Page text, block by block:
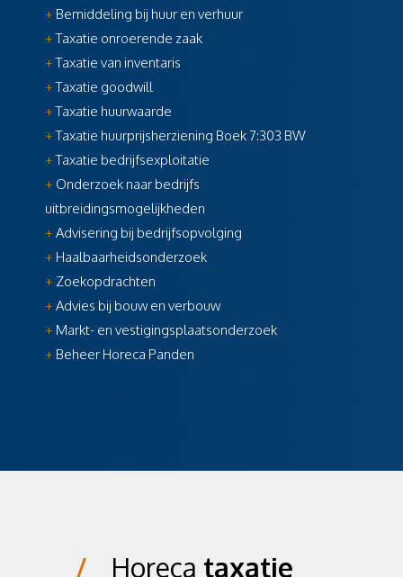
+ Bemiddeling bij huur en verhuur
+Taxatie onroerende zaak
+Taxatie van inventaris
+Taxatie goodwill
+Taxatie huurwaarde
+Taxatie huurprijsherziening Boek 7:303 BW
+Taxatie bedrijfsexploitatie
+ Onderzoek naar bedrijfs
uitbreidingsmogelijkheden
+ Advisering bij bedrijfsopvolging
+ Haalbaarheidsonderzoek
+ Zoekopdrachten
+ Advies bij bouw en verbouw
+ Markt- en vestigingsplaatsonderzoek
+ Beheer Horeca Panden
/ Horeca taxatie